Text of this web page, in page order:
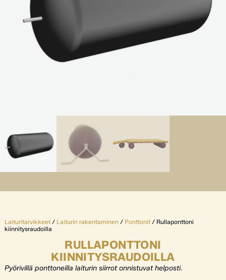
Laituritarvikkeet/ Laiturin rakentaminen/ Ponttonit/ Rullaponttoni
kiinnitysraudoilla
RULLAPONTTONI
KIINNITYSRAUDOILLA
Pyörivillä ponttoneilla laiturin siirrot onnistuvat helposti.